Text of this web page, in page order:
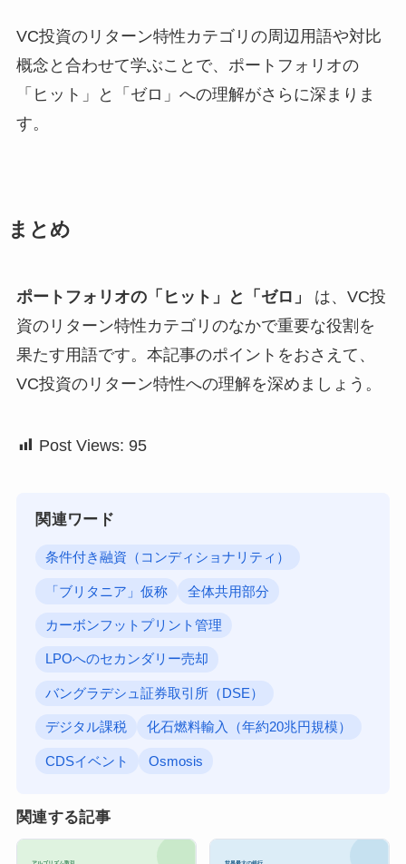
VC投資のリターン特性カテゴリの周辺用語や対比
概念と合わせて学ぶことで、ポートフォリオの
「ヒット」と「ゼロ」への理解がさらに深まりま
す。
まとめ
ポートフォリオの「ヒット」と「ゼロ」
は、VC投
資のリターン特性カテゴリのなかで重要な役割を
果たす用語です。本記事のポイントをおさえて、
VC投資のリターン特性への理解を深めましょう。
Post Views: 95
関連ワード
条件付き融資（コンディショナリティ）
「ブリタニア」仮称 全体共用部分
カーボンフットプリント管理
LPOへのセカンダリー売却
バングラデシュ証券取引所（DSE）
デジタル課税 化石燃料輸入（年約20兆円規模）
CDSイベント Osmosis
関連する記事